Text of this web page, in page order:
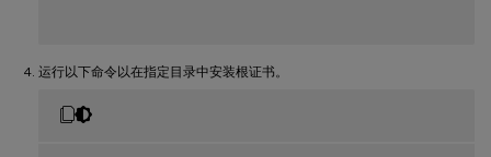
运行以下命令以在指定目录中安装根证书。